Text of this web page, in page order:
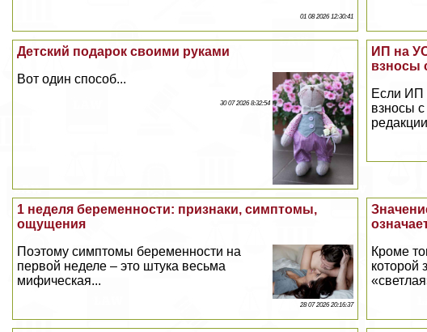
01 08 2026 12:30:41
ИП на
взносы
Если ИП
взносы
Детский подарок своими руками
Вот один способ...
30 07 2026 8:32:54
Кроме
которой
1 неделя беременности: признаки, симптомы,
ощущения
Поэтому симптомы беременности на
первой неделе – это штука весьма
мифическая...
28 07 2026 20:16:37